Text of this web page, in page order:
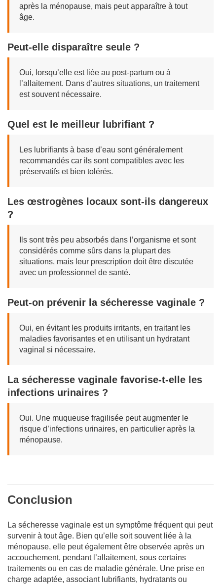
après la ménopause, mais peut apparaître à tout
âge.
Peut-elle disparaître seule ?
Oui, lorsqu’elle est liée au post-partum ou à
l’allaitement. Dans d’autres situations, un traitement
est souvent nécessaire.
Quel est le meilleur lubrifiant ?
Les lubrifiants à base d’eau sont généralement
recommandés car ils sont compatibles avec les
préservatifs et bien tolérés.
Les œstrogènes locaux sont-ils dangereux
?
Ils sont très peu absorbés dans l’organisme et sont
considérés comme sûrs dans la plupart des
situations, mais leur prescription doit être discutée
avec un professionnel de santé.
Peut-on prévenir la sécheresse vaginale ?
Oui, en évitant les produits irritants, en traitant les
maladies favorisantes et en utilisant un hydratant
vaginal si nécessaire.
La sécheresse vaginale favorise-t-elle les
infections urinaires ?
Oui. Une muqueuse fragilisée peut augmenter le
risque d’infections urinaires, en particulier après la
ménopause.
Conclusion
La sécheresse vaginale est un symptôme fréquent qui peut
survenir à tout âge. Bien qu’elle soit souvent liée à la
ménopause, elle peut également être observée après un
accouchement, pendant l’allaitement, sous certains
traitements ou en cas de maladie générale. Une prise en
charge adaptée, associant lubrifiants, hydratants ou